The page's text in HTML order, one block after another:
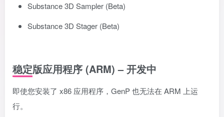
Substance 3D Sampler (Beta)
Substance 3D Stager (Beta)
稳定版应用程序 (ARM) – 开发中
即使您安装了 x86 应用程序，GenP 也无法在 ARM 上运
行。